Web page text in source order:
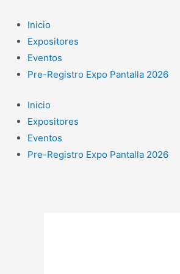
contenido
Inicio
Expositores
Eventos
Pre-Registro Expo Pantalla 2026
Inicio
Expositores
Eventos
Pre-Registro Expo Pantalla 2026